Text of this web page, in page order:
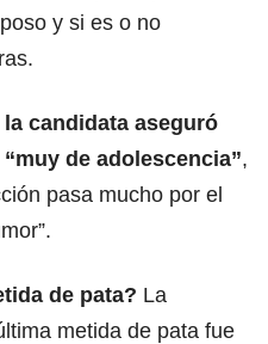
y si es o no
candidata aseguró
de adolescencia”,
pasa mucho por el
de pata? La
metida de pata fue